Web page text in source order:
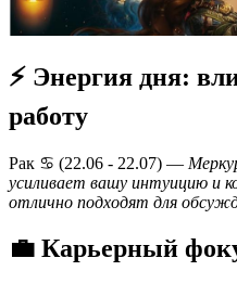
⚡ Энергия дня:
работу
Рак ♋️ (22.06 - 22.07) —
усиливает вашу интуицию и
отлично подходят для
💼 Карьерный